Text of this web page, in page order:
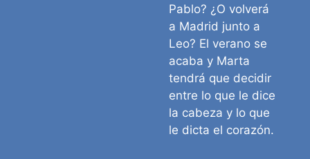
Pablo? ¿O volverá
a Madrid junto a
Leo? El verano se
acaba y Marta
tendrá que decidir
entre lo que le dice
la cabeza y lo que
le dicta el corazón.